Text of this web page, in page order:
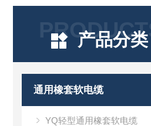
PRODUCTS
产品分类
通用橡套软电缆
YQ轻型通用橡套软电缆